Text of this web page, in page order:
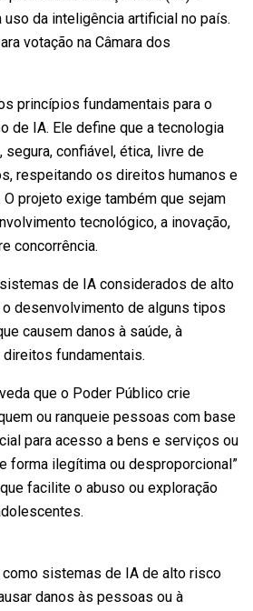
uso da inteligência artificial no país.
votação na Câmara dos
princípios fundamentais para o
de IA. Ele define que a tecnologia
confiável, ética, livre de
respeitando os direitos humanos e
projeto exige também que sejam
tecnológico, a inovação,
concorrência.
de IA considerados de alto
desenvolvimento de alguns tipos
causem danos à saúde, à
fundamentais.
que o Poder Público crie
ou ranqueie pessoas com base
para acesso a bens e serviços ou
forma ilegítima ou desproporcional”
facilite o abuso ou exploração
sistemas de IA de alto risco
danos às pessoas ou à